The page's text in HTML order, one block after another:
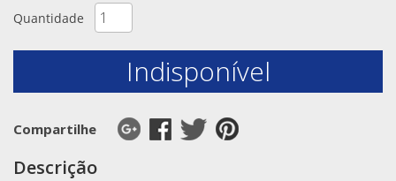
Quantidade
Indisponível
Compartilhe
Descrição